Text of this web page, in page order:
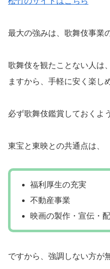
最大の強みは、歌舞伎事業
歌舞伎を観たことない人は
ますから、手軽に安く楽し
必ず歌舞伎鑑賞しておくよ
東宝と東映との共通点は、
福利厚生の充実
不動産事業
映画の製作・宣伝・
ですから、強調しない方が